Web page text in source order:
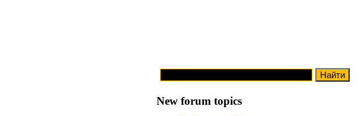
New forum topics